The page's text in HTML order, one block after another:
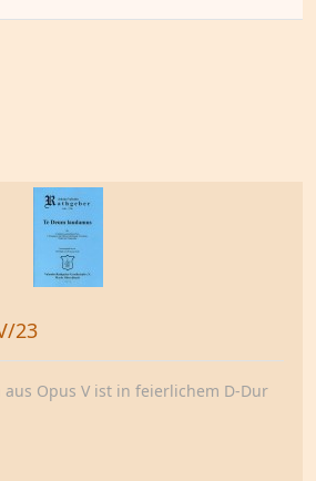
23
aus Opus V ist in feierlichem D-Dur